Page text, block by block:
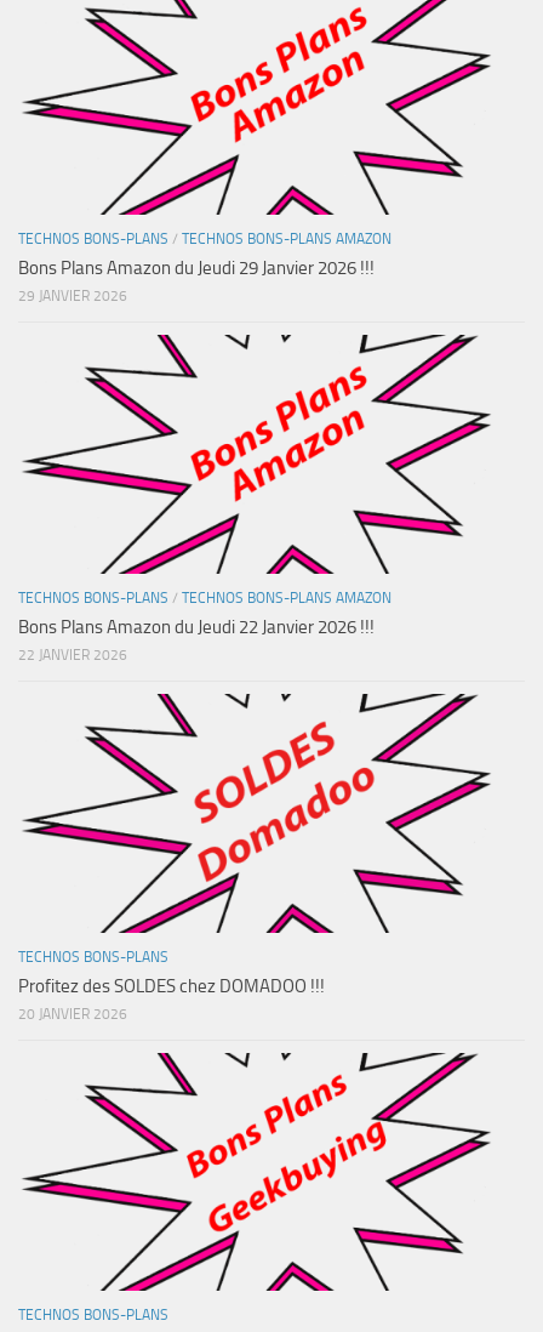
TECHNOS BONS-PLANS / TECHNOS BONS-PLANS AMAZON
Bons Plans Amazon du Jeudi 29 Janvier 2026 !!!
29 JANVIER 2026
TECHNOS BONS-PLANS / TECHNOS BONS-PLANS AMAZON
Bons Plans Amazon du Jeudi 22 Janvier 2026 !!!
22 JANVIER 2026
TECHNOS BONS-PLANS
Profitez des SOLDES chez DOMADOO !!!
20 JANVIER 2026
TECHNOS BONS-PLANS